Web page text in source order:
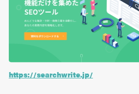
https://searchwrite.jp/